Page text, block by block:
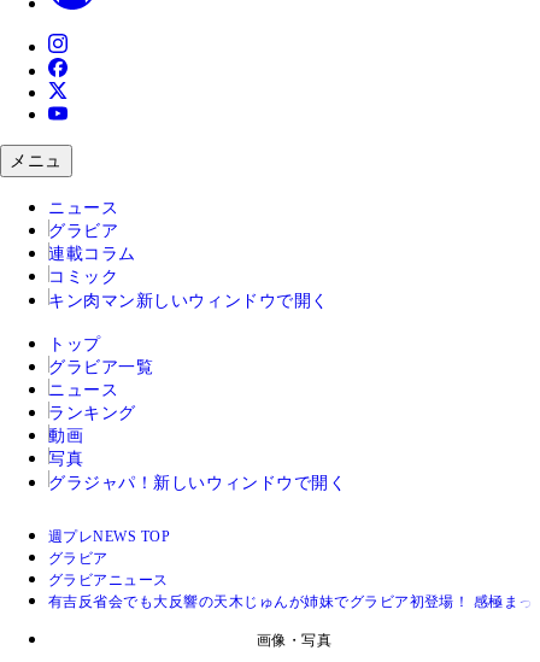
メニュ
ニュース
グラビア
連載コラム
コミック
キン肉マン 新しいウィンドウで開く
トップ
グラビア一覧
ニュース
ランキング
動画
写真
グラジャパ！ 新しいウィンドウで開く
週プレNEWS TOP
グラビア
グラビアニュース
有吉反省会でも大反響の天木じゅんが姉妹でグラビア初登場！ 感極まっ
画像・写真